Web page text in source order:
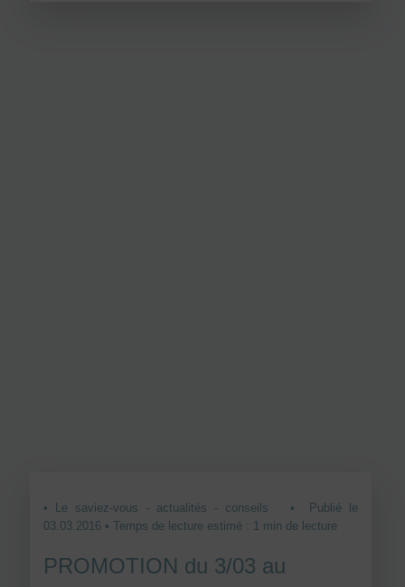
• Le saviez-vous - actualités - conseils • Publié le
03.03.2016 • Temps de lecture estimé : 1 min de lecture
PROMOTION du 3/03 au